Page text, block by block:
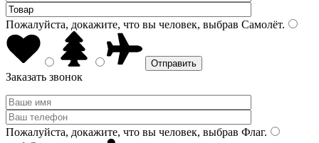
Пожалуйста, докажите, что вы человек, выбрав Самолёт.
Заказать звонок
Пожалуйста, докажите, что вы человек, выбрав Флаг.